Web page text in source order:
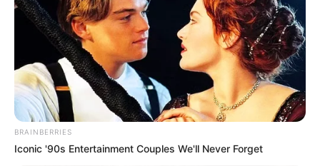
BRAINBERRIES
Iconic '90s Entertainment Couples We'll Never Forget